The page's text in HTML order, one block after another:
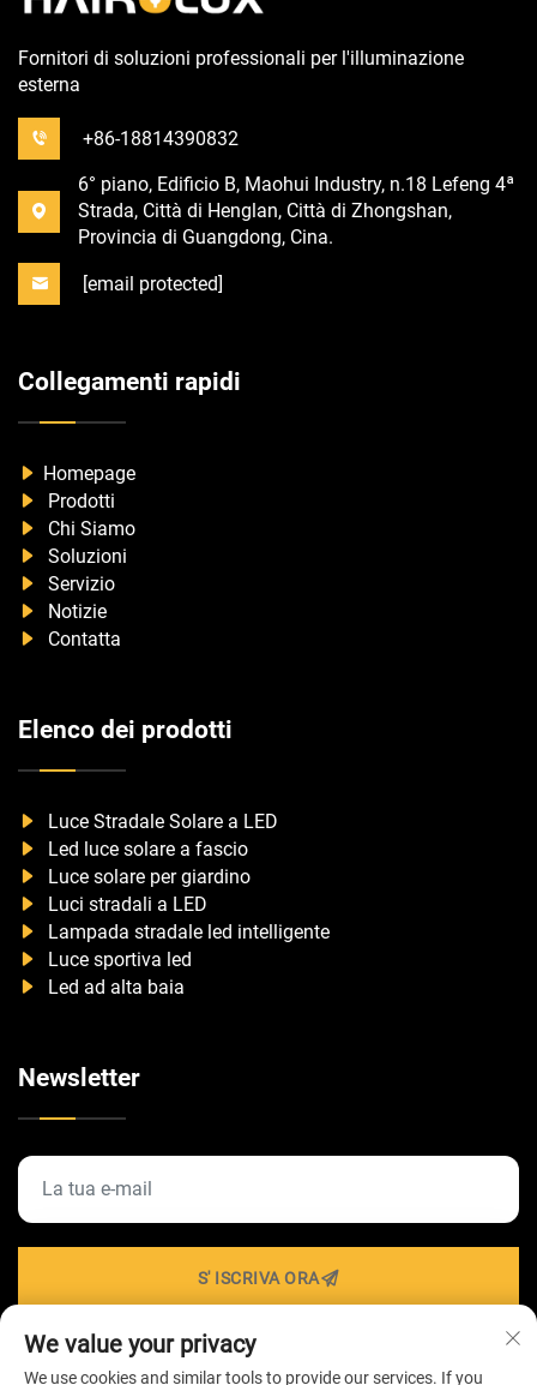
Fornitori di soluzioni professionali per l'illuminazione
esterna
+86-18814390832
6° piano, Edificio B, Maohui Industry, n.18 Lefeng 4ª
Strada, Città di Henglan, Città di Zhongshan,
Provincia di Guangdong, Cina.
[email protected]
Collegamenti rapidi
Homepage
Prodotti
Chi Siamo
Soluzioni
Servizio
Notizie
Contatta
Elenco dei prodotti
Luce Stradale Solare a LED
Led luce solare a fascio
Luce solare per giardino
Luci stradali a LED
Lampada stradale led intelligente
Luce sportiva led
Led ad alta baia
Newsletter
S' ISCRIVA ORA
We value your privacy
We use cookies and similar tools to provide our services. If you